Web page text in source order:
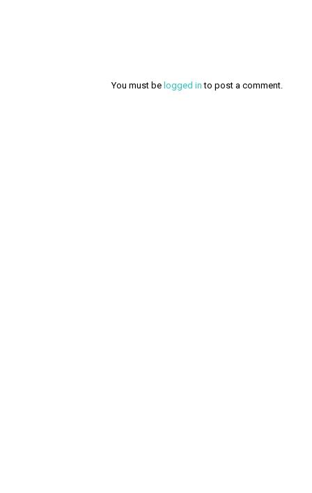
You must be logged in to post a comment.